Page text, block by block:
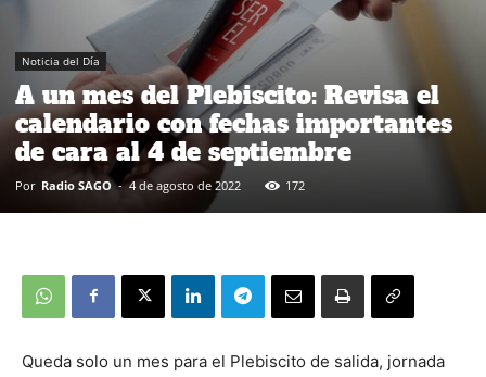
Noticia del Día
A un mes del Plebiscito: Revisa el
calendario con fechas importantes
de cara al 4 de septiembre
Por Radio SAGO - 4 de agosto de 2022 172
Queda solo un mes para el Plebiscito de salida, jornada